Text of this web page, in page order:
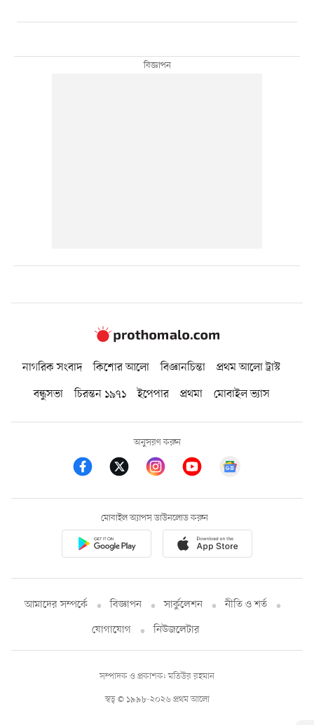
নাগরিক সংবাদ কিশোর আলো বিজ্ঞানচিন্তা
প্রথম আলো ট্রাস্ট
বন্ধুসভা
চিরন্তন ১৯৭১ ইপেপার প্রথমা মোবাইল ভ্যাস
অনুসরণ করুন
মোবাইল অ্যাপস ডাউনলোড করুন
আমাদের সম্পর্কে বিজ্ঞাপন সার্কুলেশন
নীতি ও শর্ত
যোগাযোগ
নিউজলেটার
স্বত্ব © ১৯৯৮-২০২৬ প্রথম আলো
সম্পাদক ও প্রকাশক: মতিউর রহমান